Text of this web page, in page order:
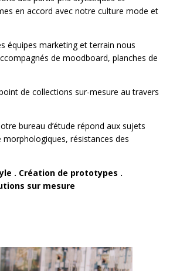
en accord avec notre culture mode et
équipes marketing et terrain nous
de moodboard, planches de
de collections sur-mesure au travers
bureau d’étude répond aux sujets
résistances des
. Création de prototypes .
sur mesure